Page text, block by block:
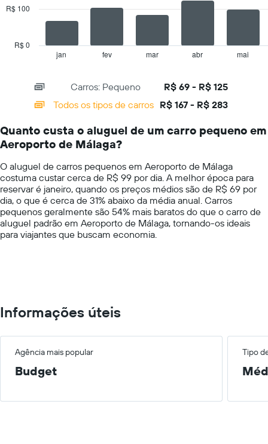
Y
exibindo
preço
aluguel
carro
as
empresas
displaying
categories.
categories.
The
has
1
Y
axis
displaying
values.
Range:
jan fev mar abr mai
R$ 0
R$ 100
Carros: Pequeno
R$ 69 - R$ 125
Todos os tipos de carros R$ 167 - R$ 283
Quanto custa o aluguel de um carro pequeno em
Aeroporto de Málaga?
O aluguel de carros pequenos em Aeroporto de Málaga
costuma custar cerca de R$ 99 por dia. A melhor época para
reservar é janeiro, quando os preços médios são de R$ 69 por
dia, o que é cerca de 31% abaixo da média anual. Carros
pequenos geralmente são 54% mais baratos do que o carro de
aluguel padrão em Aeroporto de Málaga, tornando-os ideais
para viajantes que buscam economia.
Informações úteis
Agência mais popular Tipo
Budget